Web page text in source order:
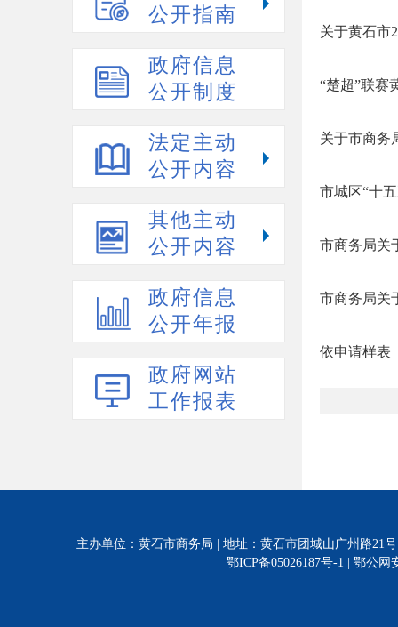
公开指南
政府信息
公开制度
法定主动
公开内容
其他主动
公开内容
政府信息
公开年报
政府网站
工作报表
关于黄石市
“楚超”联赛
关于市商务
市城区“十
市商务局关
市商务局关
依申请样表
主办单位：黄石市商务局 | 地址：黄石市团城山广州路21号
鄂ICP备05026187号-1 | 鄂公网